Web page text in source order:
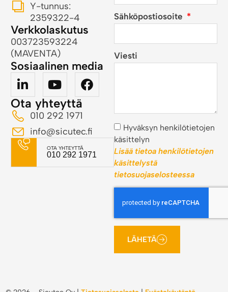
Y-tunnus:
2359322-4
Verkkolaskutus
003723593224
(MAVENTA)
Sosiaalinen media
Ota yhteyttä
010 292 1971
info@sicutec.fi
OTA YHTEYTTÄ
010 292 1971
Sähköpostiosoite
Viesti
Hyväksyn henkilötietojen
käsittelyn
Lisää tietoa henkilötietojen
käsittelystä
tietosuojaselosteessa
LÄHETÄ